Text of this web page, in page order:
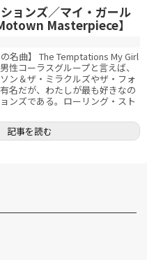
ョンズ／マイ・ガール
Masterpiece】
の名曲】 The Temptations My Girl
性コーラスグループと言えば、
ン＆ザ・ミラクルズやザ・フォ
名だが、わたしが最も好きなの
ンズである。ローリング・スト
記事を読む